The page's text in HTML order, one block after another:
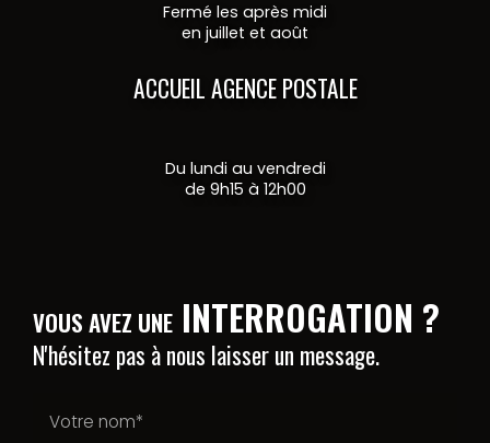
Fermé les après midi
en juillet et août
ACCUEIL AGENCE POSTALE
Du lundi au vendredi
de 9h15 à 12h00
VOUS AVEZ UNE INTERROGATION ?
N'hésitez pas à nous laisser un message.